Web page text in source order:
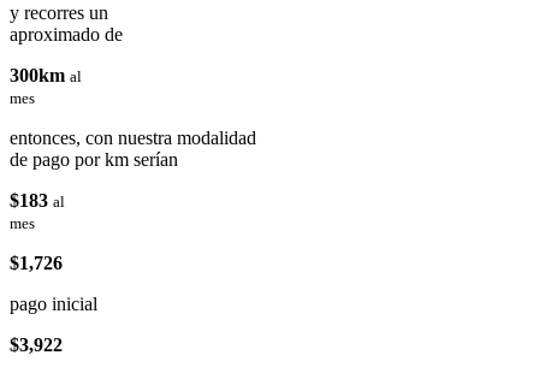
y recorres un
aproximado de
300km al
mes
entonces, con nuestra modalidad
de pago por km serían
$183 al
mes
$1,726
pago inicial
$3,922